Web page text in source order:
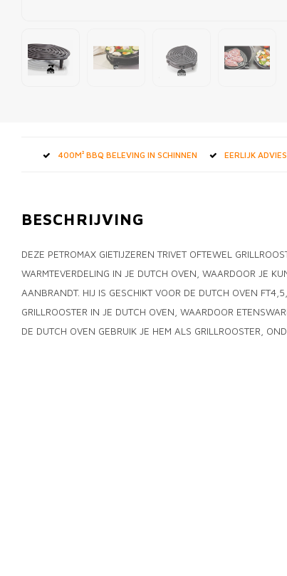
400M² BBQ BELEVING IN SCHINNEN EERLIJK
BESCHRIJVING
DEZE PETROMAX GIETIJZEREN TRIVET OFTEWEL
WARMTEVERDELING IN JE DUTCH OVEN, WAARDOOR JE
AANBRANDT. HIJ IS GESCHIKT VOOR DE DUTCH OVEN
GRILLROOSTER IN JE DUTCH OVEN, WAARDOOR
DE DUTCH OVEN GEBRUIK JE HEM ALS GRILLROOSTER,